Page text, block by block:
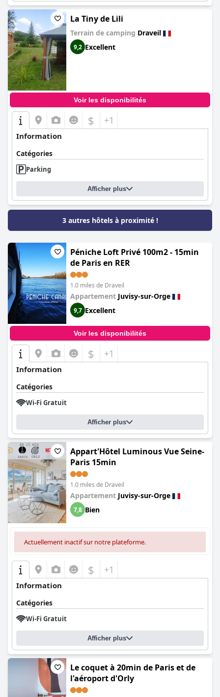
La Tiny de Lili
Terrain de camping Draveil
9,2 Excellent
Voir les disponibilités
$ +1
Information
Catégories
Parking
Afficher plus
3 autres hôtels à proximité !
Péniche Loft Privé 100m2 - 15min
de Paris en RER
1.0 miles de Draveil
Appartement Juvisy-sur-Orge
9,7 Excellent
Voir les disponibilités
$ +1
Information
Catégories
Wi-Fi Gratuit
Afficher plus
Appart'Hôtel Luminous Vue Seine-
Paris 15min
1.0 miles de Draveil
Appartement Juvisy-sur-Orge
7,8 Bien
Actuellement inactif sur notre plateforme.
$ +1
Information
Catégories
Wi-Fi Gratuit
Afficher plus
Le coquet à 20min de Paris et de
l'aéroport d'Orly